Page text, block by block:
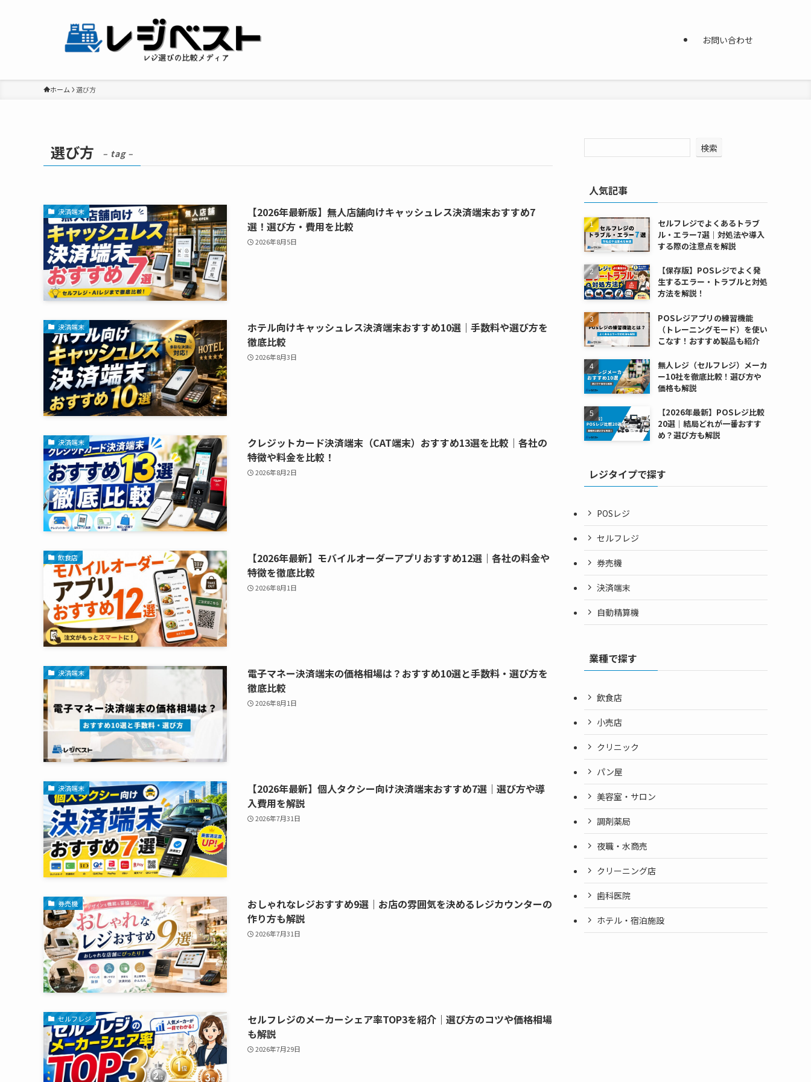
お問い合わせ
ホーム 選び方
選び方 – tag –
決済端末
【2026年最新版】無人店舗向けキャッシュレス決済端末おすすめ7
選！選び方・費用を比較
2026年8月5日
決済端末
ホテル向けキャッシュレス決済端末おすすめ10選｜手数料や選び方を
徹底比較
2026年8月3日
決済端末
クレジットカード決済端末（CAT端末）おすすめ13選を比較｜各社の
特徴や料金を比較！
2026年8月2日
飲食店
【2026年最新】モバイルオーダーアプリおすすめ12選｜各社の料金や
特徴を徹底比較
2026年8月1日
決済端末
電子マネー決済端末の価格相場は？おすすめ10選と手数料・選び方を
徹底比較
2026年8月1日
決済端末
【2026年最新】個人タクシー向け決済端末おすすめ7選｜選び方や導
入費用を解説
2026年7月31日
券売機
おしゃれなレジおすすめ9選｜お店の雰囲気を決めるレジカウンターの
作り方も解説
2026年7月31日
セルフレジ
セルフレジのメーカーシェア率TOP3を紹介｜選び方のコツや価格相場
も解説
2026年7月29日
検索
人気記事
セルフレジでよくあるトラブ
ル・エラー7選｜対処法や導入
する際の注意点を解説
【保存版】POSレジでよく発
生するエラー・トラブルと対処
方法を解説！
POSレジアプリの練習機能
（トレーニングモード）を使い
こなす！おすすめ製品も紹介
無人レジ（セルフレジ）メーカ
ー10社を徹底比較！選び方や
価格も解説
【2026年最新】POSレジ比較
20選｜結局どれが一番おすす
め？選び方も解説
レジタイプで探す
POSレジ
セルフレジ
券売機
決済端末
自動精算機
業種で探す
飲食店
小売店
クリニック
パン屋
美容室・サロン
調剤薬局
夜職・水商売
クリーニング店
歯科医院
ホテル・宿泊施設